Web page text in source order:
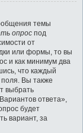
темы
опрос под
от
или формы, то вы
и как минимум два
что каждый
поля. Вы также
выбрать
ответа»,
будет
вариант, за